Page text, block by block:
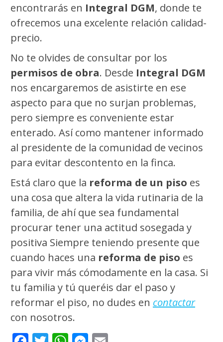
encontrarás en Integral DGM, donde te
ofrecemos una excelente relación calidad-
precio.
No te olvides de consultar por los
permisos de obra. Desde Integral DGM
nos encargaremos de asistirte en ese
aspecto para que no surjan problemas,
pero siempre es conveniente estar
enterado. Así como mantener informado
al presidente de la comunidad de vecinos
para evitar descontento en la finca.
Está claro que la reforma de un piso es
una cosa que altera la vida rutinaria de la
familia, de ahí que sea fundamental
procurar tener una actitud sosegada y
positiva Siempre teniendo presente que
cuando haces una reforma de piso es
para vivir más cómodamente en la casa. Si
tu familia y tú queréis dar el paso y
reformar el piso, no dudes en contactar
con nosotros.